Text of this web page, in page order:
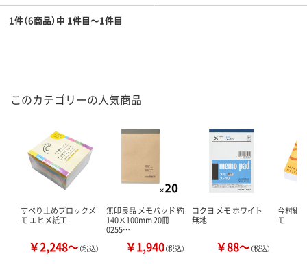
1件（6商品）中 1件目～1件目
このカテゴリーの人気商品
すべり止めブロックメ
モ エヒメ紙工
￥2,248～（税込）
無印良品 メモパッド 約
140×100mm 20冊
0255…
￥1,940（税込）
コクヨ メモ ホワイト
無地
￥88～（税込）
今村紙
モ